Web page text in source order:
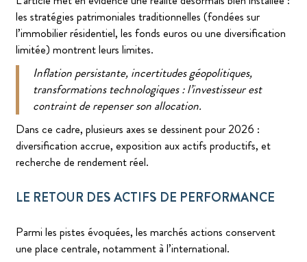
les stratégies patrimoniales traditionnelles (fondées sur
l’immobilier résidentiel, les fonds euros ou une diversification
limitée) montrent leurs limites.
Inflation persistante, incertitudes géopolitiques,
transformations technologiques : l’investisseur est
contraint de repenser son allocation.
Dans ce cadre, plusieurs axes se dessinent pour 2026 :
diversification accrue, exposition aux actifs productifs, et
recherche de rendement réel.
LE RETOUR DES ACTIFS DE PERFORMANCE
Parmi les pistes évoquées, les marchés actions conservent
une place centrale, notamment à l’international.